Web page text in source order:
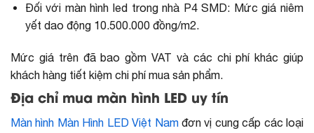
Đối với màn hình led trong nhà P4 SMD: Mức giá niêm
yết dao động 10.500.000 đồng/m2.
Mức giá trên đã bao gồm VAT và các chi phí khác giúp
khách hàng tiết kiệm chi phí mua sản phẩm.
Địa chỉ mua màn hình LED uy tín
Màn hình Màn Hình LED Việt Namđơn vị cung cấp các loại